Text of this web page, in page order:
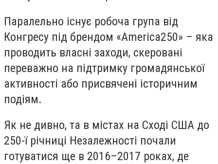
Паралельно існує робоча група від
Конгресу під брендом «America250» – яка
проводить власні заходи, скеровані
переважно на підтримку громадянської
активності або присвячені історичним
подіям.
Як не дивно, та в містах на Сході США до
250-ї річниці Незалежності почали
готуватися ще в 2016–2017 роках, де